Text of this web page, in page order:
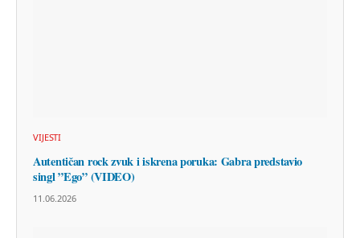
VIJESTI
Autentičan rock zvuk i iskrena poruka: Gabra predstavio
singl ”Ego” (VIDEO)
11.06.2026